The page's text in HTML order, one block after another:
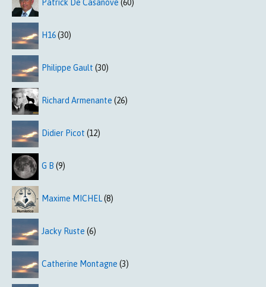
Patrick De Casanove (60)
H16(30)
Philippe Gault (30)
Richard Armenante (26)
Didier Picot (12)
G B (9)
Maxime MICHEL(8)
Jacky Ruste (6)
Catherine Montagne (3)